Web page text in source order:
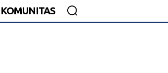
KOMUNITAS